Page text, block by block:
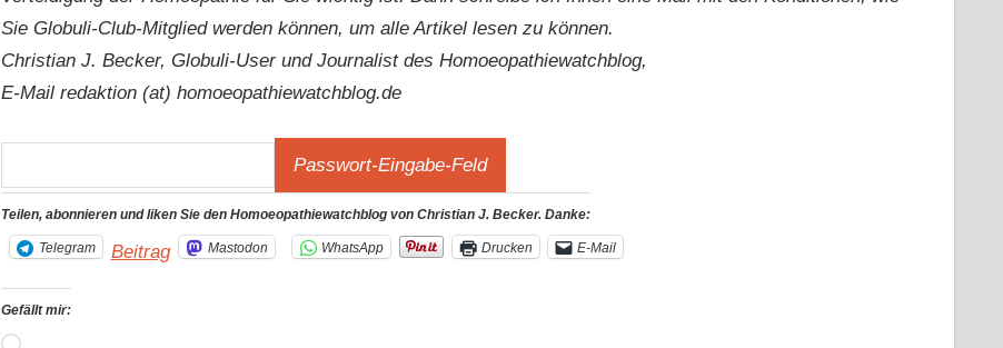
Sie Globuli-Club-Mitglied werden können, um alle Artikel lesen zu können.
Christian J. Becker, Globuli-User und Journalist des Homoeopathiewatchblog,
E-Mail redaktion (at) homoeopathiewatchblog.de
Teilen, abonnieren und liken Sie den Homoeopathiewatchblog von Christian J. Becker. Danke:
Telegram Beitrag Mastodon WhatsApp Drucken E-Mail
Gefällt mir: